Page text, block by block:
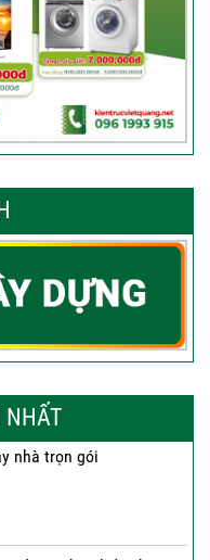
NHẤT
nhà trọn gói